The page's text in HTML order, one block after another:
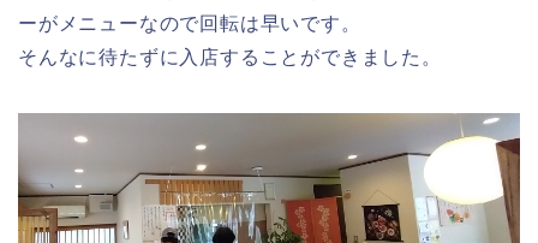
ーがメニューなので回転は早いです。
そんなに待たずに入店することができました。